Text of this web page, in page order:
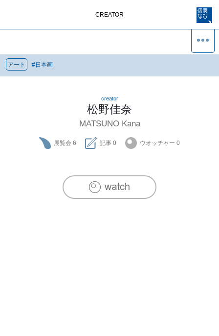
CREATOR
アート #日本画
creator
松野佳奈
MATSUNO Kana
展覧会 6 記事 0 ウオッチャー 0